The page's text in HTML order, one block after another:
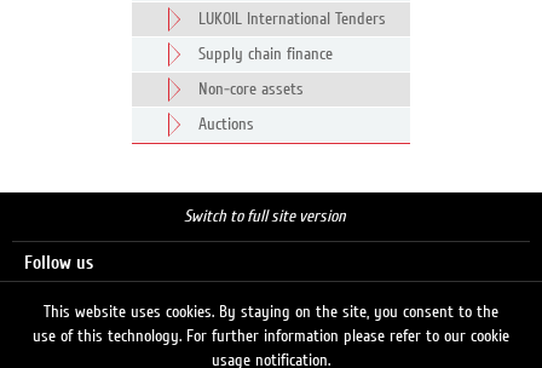
LUKOIL International Tenders
Supply chain finance
Non-core assets
Auctions
Switch to full site version
Follow us
This website uses cookies. By staying on the site, you consent to the
use of this technology. For further information please refer to our cookie
usage notification.